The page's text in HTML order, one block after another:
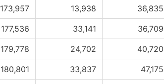
173,957 13,938 36,835
177,536 33,141 36,709
179,778 24,702 40,720
180,801 33,837 47,175